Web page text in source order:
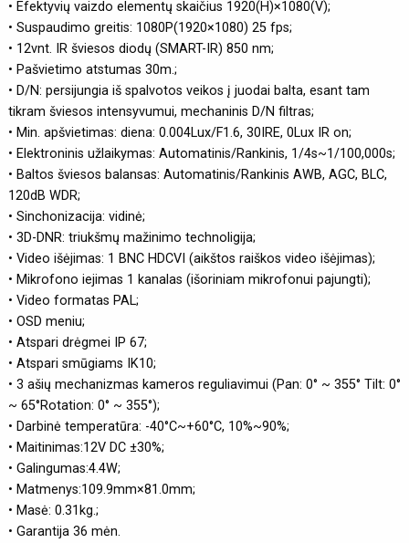
• Efektyvių vaizdo elementų skaičius 1920(H)×1080(V);
• Suspaudimo greitis: 1080P(1920×1080) 25 fps;
• 12vnt. IR šviesos diodų (SMART-IR) 850 nm;
• Pašvietimo atstumas 30m.;
• D/N: persijungia iš spalvotos veikos į juodai balta, esant tam
tikram šviesos intensyvumui, mechaninis D/N filtras;
• Min. apšvietimas: diena: 0.004Lux/F1.6, 30IRE, 0Lux IR on;
• Elektroninis užlaikymas: Automatinis/Rankinis, 1/4s~1/100,000s;
• Baltos šviesos balansas: Automatinis/Rankinis AWB, AGC, BLC,
120dB WDR;
• Sinchonizacija: vidinė;
• 3D-DNR: triukšmų mažinimo technoligija;
• Video išėjimas: 1 BNC HDCVI (aikštos raiškos video išėjimas);
• Mikrofono iejimas 1 kanalas (išoriniam mikrofonui pajungti);
• Video formatas PAL;
• OSD meniu;
• Atspari drėgmei IP 67;
• Atspari smūgiams IK10;
• 3 ašių mechanizmas kameros reguliavimui (Pan: 0° ~ 355° Tilt: 0°
~ 65°Rotation: 0° ~ 355°);
• Darbinė temperatūra: -40°C~+60°C, 10%~90%;
• Maitinimas:12V DC ±30%;
• Galingumas:4.4W;
• Matmenys:109.9mm×81.0mm;
• Masė: 0.31kg.;
• Garantija 36 mėn.